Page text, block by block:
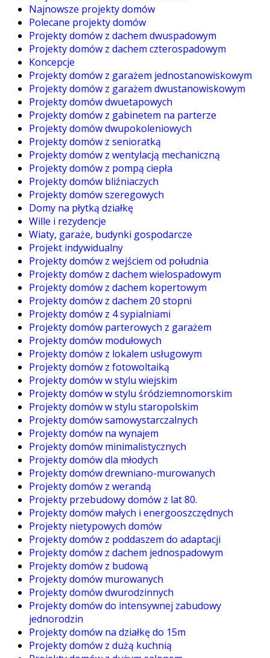
Najnowsze projekty domów
Polecane projekty domów
Projekty domów z dachem dwuspadowym
Projekty domów z dachem czterospadowym
Koncepcje
Projekty domów z garażem jednostanowiskowym
Projekty domów z garażem dwustanowiskowym
Projekty domów dwuetapowych
Projekty domów z gabinetem na parterze
Projekty domów dwupokoleniowych
Projekty domów z senioratką
Projekty domów z wentylacją mechaniczną
Projekty domów z pompą ciepła
Projekty domów bliźniaczych
Projekty domów szeregowych
Domy na płytką działkę
Wille i rezydencje
Wiaty, garaże, budynki gospodarcze
Projekt indywidualny
Projekty domów z wejściem od południa
Projekty domów z dachem wielospadowym
Projekty domów z dachem kopertowym
Projekty domów z dachem 20 stopni
Projekty domów z 4 sypialniami
Projekty domów parterowych z garażem
Projekty domów modułowych
Projekty domów z lokalem usługowym
Projekty domów z fotowoltaiką
Projekty domów w stylu wiejskim
Projekty domów w stylu śródziemnomorskim
Projekty domów w stylu staropolskim
Projekty domów samowystarczalnych
Projekty domów na wynajem
Projekty domów minimalistycznych
Projekty domów dla młodych
Projekty domów drewniano-murowanych
Projekty domów z werandą
Projekty przebudowy domów z lat 80.
Projekty domów małych i energooszczędnych
Projekty nietypowych domów
Projekty domów z poddaszem do adaptacji
Projekty domów z dachem jednospadowym
Projekty domów z budową
Projekty domów murowanych
Projekty domów dwurodzinnych
Projekty domów do intensywnej zabudowy
jednorodzin
Projekty domów na działkę do 15m
Projekty domów z dużą kuchnią